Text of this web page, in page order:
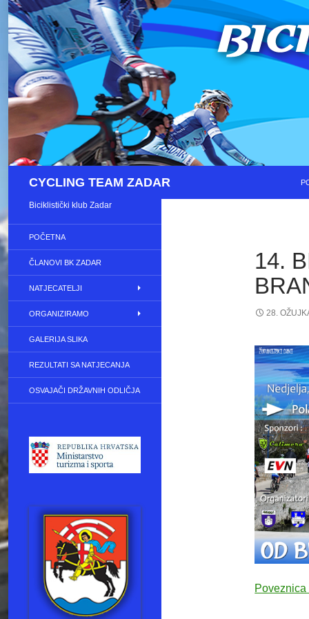
CYCLING TEAM ZADAR
14.
28.
Biciklistički klub Zadar
POČETNA
ČLANOVI BK ZADAR
NATJECATELJI
ORGANIZIRAMO
GALERIJA SLIKA
REZULTATI SA NATJECANJA
OSVAJAČI DRŽAVNIH ODLIČJA